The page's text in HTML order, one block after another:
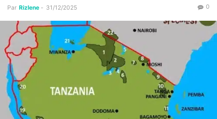
Par Rizlene - 31/12/2025 0